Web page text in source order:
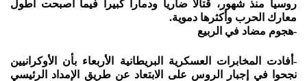
روسيا منذ شهور، قتالا ضاريا ودمارا كبيرا فيما أصبحت أطول
معارك الحرب وأكثرها دموية.
-هجوم مضاد في الربيع
-أفادت المخابرات العسكرية البريطانية الأربعاء بأن الأوكرانيين
نجحوا في إجبار الروس على الابتعاد عن طريق الإمداد الرئيسي